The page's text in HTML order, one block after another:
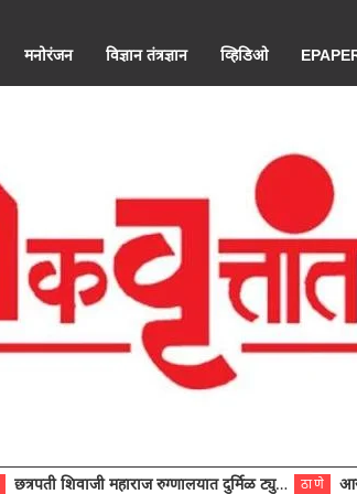
मनोरंजन विज्ञान तंत्रज्ञान व्हिडिओ
छत्रपती शिवाजी महाराज रुग्णालयात दुर्मिळ ट्युमरची यशस्वी शस्त्रक्रिया ठाणे आरोग्य